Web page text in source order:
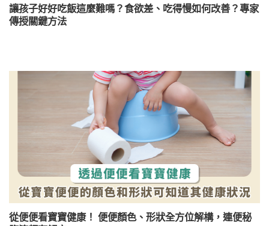
讓孩子好好吃飯這麼難嗎？食欲差、吃得慢如何改善？專家
傳授關鍵方法
從便便看寶寶健康！ 便便顏色、形狀全方位解構，連便秘